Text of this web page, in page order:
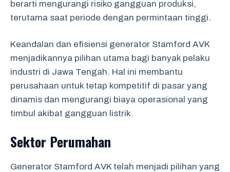
berarti mengurangi risiko gangguan produksi,
terutama saat periode dengan permintaan tinggi.
Keandalan dan efisiensi generator Stamford AVK
menjadikannya pilihan utama bagi banyak pelaku
industri di Jawa Tengah. Hal ini membantu
perusahaan untuk tetap kompetitif di pasar yang
dinamis dan mengurangi biaya operasional yang
timbul akibat gangguan listrik.
Sektor Perumahan
Generator Stamford AVK telah menjadi pilihan yang